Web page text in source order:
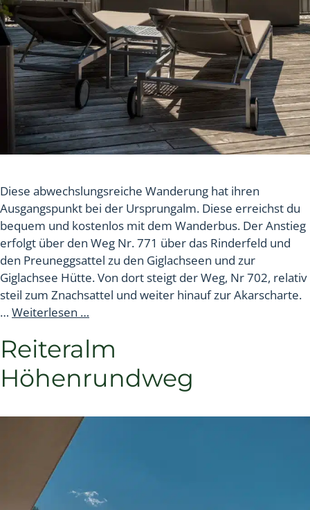
Diese abwechslungsreiche Wanderung hat ihren
Ausgangspunkt bei der Ursprungalm. Diese erreichst du
bequem und kostenlos mit dem Wanderbus. Der Anstieg
erfolgt über den Weg Nr. 771 über das Rinderfeld und
den Preuneggsattel zu den Giglachseen und zur
Giglachsee Hütte. Von dort steigt der Weg, Nr 702, relativ
steil zum Znachsattel und weiter hinauf zur Akarscharte.
… Weiterlesen …
Reiteralm
Höhenrundweg